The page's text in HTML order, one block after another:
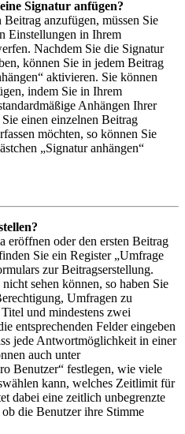
Signatur anfügen?
anzufügen, müssen Sie
Einstellungen in Ihrem
Nachdem Sie die Signatur
können Sie in jedem Beitrag
aktivieren. Sie können
indem Sie in Ihrem
Anhängen Ihrer
einen einzelnen Beitrag
möchten, so können Sie
„Signatur anhängen“
eröffnen oder den ersten Beitrag
Sie ein Register „Umfrage
zur Beitragserstellung.
sehen können, so haben Sie
Umfragen zu
und mindestens zwei
entsprechenden Felder eingeben
jede Antwortmöglichkeit in einer
auch unter
Benutzer“ festlegen, wie viele
kann, welches Zeitlimit für
dabei eine zeitlich unbegrenzte
die Benutzer ihre Stimme